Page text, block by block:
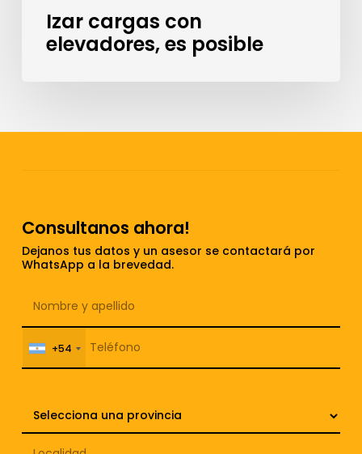
Izar cargas con
elevadores, es posible
Consultanos ahora!
Dejanos tus datos y un asesor se contactará por
WhatsApp a la brevedad.
+54